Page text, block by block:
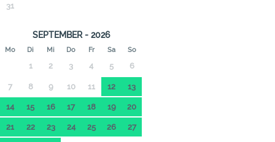
31
SEPTEMBER - 2026
Mo Di Mi Do Fr Sa So
1 2 3 4 5 6
7 8 9 10 11 12 13
14 15 16 17 18 19 20
21 22 23 24 25 26 27